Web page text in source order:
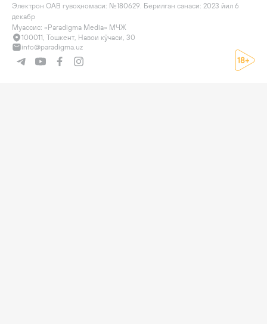
Электрон ОАВ гувоҳномаси: №180629. Берилган санаси: 2023 йил 6
декабр
Муассис: «Paradigma Media» МЧЖ
100011, Тошкент, Навои кўчаси, 30
info@paradigma.uz